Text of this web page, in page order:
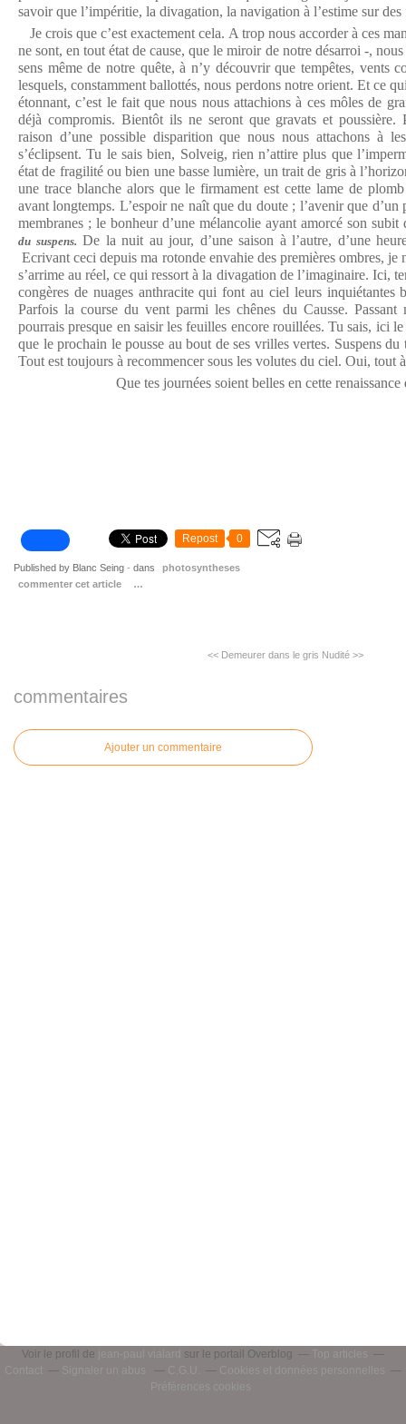
savoir que l’impéritie, la divagation, la navigation à l’estime sur
Je crois que c’est exactement cela. A trop nous accorder à ces
ne sont, en tout état de cause, que le miroir de notre désarroi -,
sens même de notre quête, à n’y découvrir que tempêtes, vents
lesquels, constamment ballottés, nous perdons notre orient. Et ce
étonnant, c’est le fait que nous nous attachions à ces môles de
déjà compromis. Bientôt ils ne seront que gravats et poussière.
raison d’une possible disparition que nous nous attachons à
s’éclipsent. Tu le sais bien, Solveig, rien n’attire plus que
état de fragilité ou bien une basse lumière, un trait de gris à
une trace blanche alors que le firmament est cette lame de
avant longtemps. L’espoir ne naît que du doute ; l’avenir que d’un
membranes ; le bonheur d’une mélancolie ayant amorcé son
du suspens. De la nuit au jour, d’une saison à l’autre, d’une
Ecrivant ceci depuis ma rotonde envahie des premières ombres, je
s’arrime au réel, ce qui ressort à la divagation de l’imaginaire. Ici,
congères de nuages anthracite qui font au ciel leurs inquiétantes
Parfois la course du vent parmi les chênes du Causse.
pourrais presque en saisir les feuilles encore rouillées. Tu sais, ici
que le prochain le pousse au bout de ses vrilles vertes. Suspens du
Tout est toujours à recommencer sous les volutes du ciel. Oui, tout
Que tes journées soient belles en cette renaissance
Repost 0
Published by Blanc Seing - dans
photosyntheses
commenter cet article
…
<< Demeurer dans le gris Nudité >>
commentaires
Ajouter un commentaire
Voir le profil de jean-paul vialard sur le portail Overblog
Top articles
Contact
Signaler un abus C.G.U.
Cookies et données personnelles
Préférences cookies